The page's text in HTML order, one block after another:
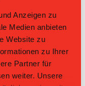
Anzeigen zu
Medien anbieten
Website zu
zu Ihrer
Partner für
weiter. Unsere